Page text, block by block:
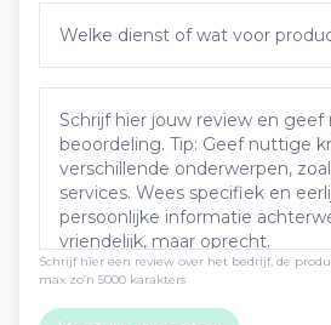
Schrijf hier een review over het bedrijf, de
max zo’n 5000 karakters